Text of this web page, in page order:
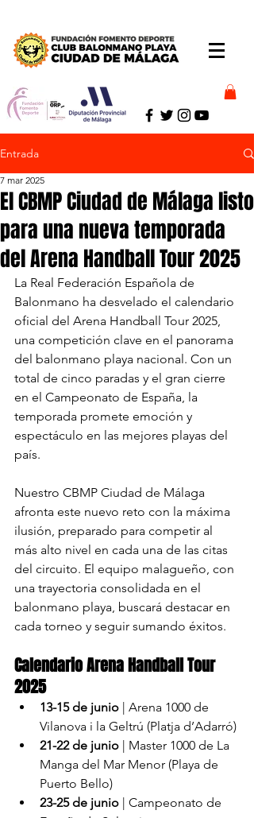
Entrada
El CBMP Ciudad de Málaga listo
para una nueva temporada
del Arena Handball Tour 2025
7 mar 2025
La Real Federación Española de
Balonmano ha desvelado el calendario
oficial del Arena Handball Tour 2025,
una competición clave en el panorama
del balonmano playa nacional. Con un
total de cinco paradas y el gran cierre
en el Campeonato de España, la
temporada promete emoción y
espectáculo en las mejores playas del
país.
Nuestro CBMP Ciudad de Málaga
afronta este nuevo reto con la máxima
ilusión, preparado para competir al
más alto nivel en cada una de las citas
del circuito. El equipo malagueño, con
una trayectoria consolidada en el
balonmano playa, buscará destacar en
cada torneo y seguir sumando éxitos.
Calendario Arena Handball Tour
2025
13-15 de junio | Arena 1000 de
Vilanova i la Geltrú (Platja d’Adarró)
21-22 de junio | Master 1000 de La
Manga del Mar Menor (Playa de
Puerto Bello)
23-25 de junio | Campeonato de